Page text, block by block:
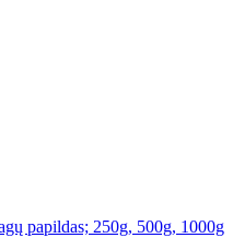
papildas; 250g, 500g, 1000g